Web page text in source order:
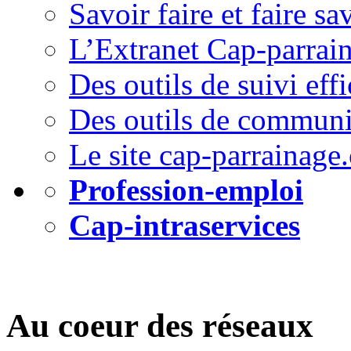
Savoir faire et faire
L’Extranet Cap-
Des outils de suivi
Des outils de
Le site cap-
Profession-emploi
Cap-intraservices
Au coeur des réseaux